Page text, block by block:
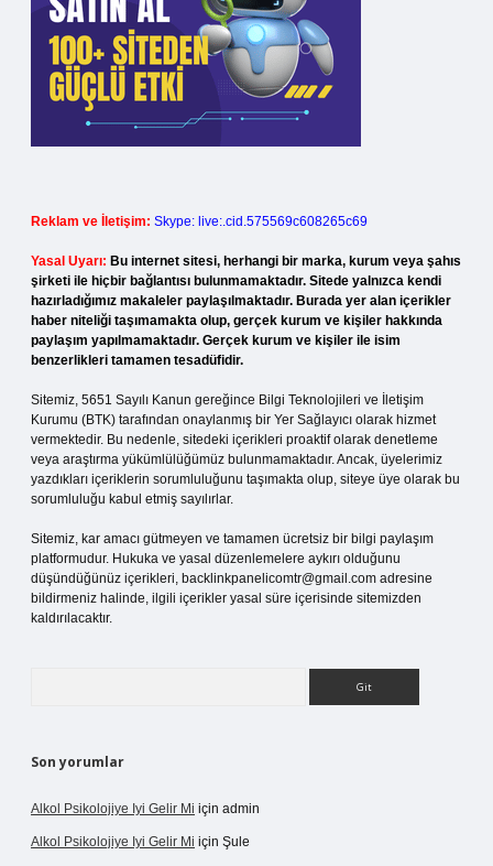
Reklam ve İletişim: Skype: live:.cid.575569c608265c69
Yasal Uyarı: Bu internet sitesi, herhangi bir marka, kurum veya şahıs
şirketi ile hiçbir bağlantısı bulunmamaktadır. Sitede yalnızca kendi
hazırladığımız makaleler paylaşılmaktadır. Burada yer alan içerikler
haber niteliği taşımamakta olup, gerçek kurum ve kişiler hakkında
paylaşım yapılmamaktadır. Gerçek kurum ve kişiler ile isim
benzerlikleri tamamen tesadüfidir.
Sitemiz, 5651 Sayılı Kanun gereğince Bilgi Teknolojileri ve İletişim
Kurumu (BTK) tarafından onaylanmış bir Yer Sağlayıcı olarak hizmet
vermektedir. Bu nedenle, sitedeki içerikleri proaktif olarak denetleme
veya araştırma yükümlülüğümüz bulunmamaktadır. Ancak, üyelerimiz
yazdıkları içeriklerin sorumluluğunu taşımakta olup, siteye üye olarak bu
sorumluluğu kabul etmiş sayılırlar.
Sitemiz, kar amacı gütmeyen ve tamamen ücretsiz bir bilgi paylaşım
platformudur. Hukuka ve yasal düzenlemelere aykırı olduğunu
düşündüğünüz içerikleri, backlinkpanelicomtr@gmail.com adresine
bildirmeniz halinde, ilgili içerikler yasal süre içerisinde sitemizden
kaldırılacaktır.
Son yorumlar
Alkol Psikolojiye Iyi Gelir Mi için admin
Alkol Psikolojiye Iyi Gelir Mi için Şule